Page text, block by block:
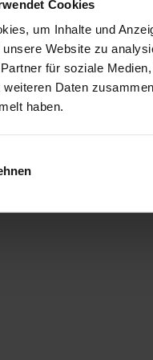
Cookies
um Inhalte und
unsere Website zu
für soziale
Daten
haben.
side exception has